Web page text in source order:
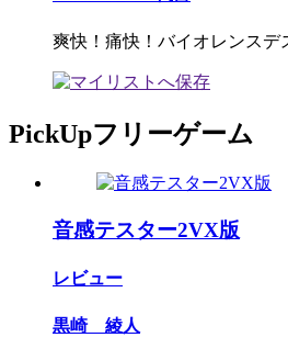
爽快！痛快！バイオレンスデ
PickUpフリーゲーム
音感テスター2VX版
レビュー
黒崎 綾人